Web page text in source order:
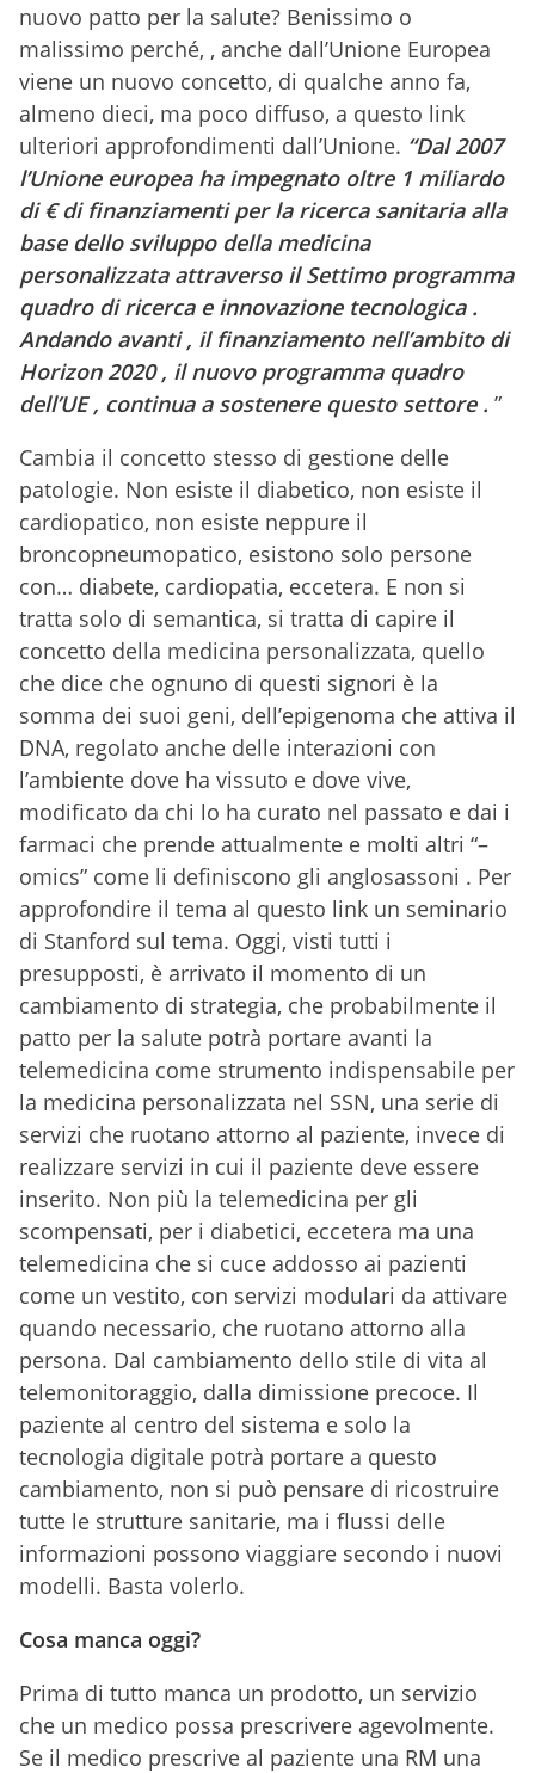
nuovo patto per la salute? Benissimo o
malissimo perché, , anche dall’Unione Europea
viene un nuovo concetto, di qualche anno fa,
almeno dieci, ma poco diffuso, a questo link
ulteriori approfondimenti dall’Unione. “Dal 2007
l’Unione europea ha impegnato oltre 1 miliardo
di € di finanziamenti per la ricerca sanitaria alla
base dello sviluppo della medicina
personalizzata attraverso il Settimo programma
quadro di ricerca e innovazione tecnologica .
Andando avanti , il finanziamento nell’ambito di
Horizon 2020 , il nuovo programma quadro
dell’UE , continua a sostenere questo settore . ”
Cambia il concetto stesso di gestione delle
patologie. Non esiste il diabetico, non esiste il
cardiopatico, non esiste neppure il
broncopneumopatico, esistono solo persone
con… diabete, cardiopatia, eccetera. E non si
tratta solo di semantica, si tratta di capire il
concetto della medicina personalizzata, quello
che dice che ognuno di questi signori è la
somma dei suoi geni, dell’epigenoma che attiva il
DNA, regolato anche delle interazioni con
l’ambiente dove ha vissuto e dove vive,
modificato da chi lo ha curato nel passato e dai i
farmaci che prende attualmente e molti altri “–
omics” come li definiscono gli anglosassoni . Per
approfondire il tema al questo link un seminario
di Stanford sul tema. Oggi, visti tutti i
presupposti, è arrivato il momento di un
cambiamento di strategia, che probabilmente il
patto per la salute potrà portare avanti la
telemedicina come strumento indispensabile per
la medicina personalizzata nel SSN, una serie di
servizi che ruotano attorno al paziente, invece di
realizzare servizi in cui il paziente deve essere
inserito. Non più la telemedicina per gli
scompensati, per i diabetici, eccetera ma una
telemedicina che si cuce addosso ai pazienti
come un vestito, con servizi modulari da attivare
quando necessario, che ruotano attorno alla
persona. Dal cambiamento dello stile di vita al
telemonitoraggio, dalla dimissione precoce. Il
paziente al centro del sistema e solo la
tecnologia digitale potrà portare a questo
cambiamento, non si può pensare di ricostruire
tutte le strutture sanitarie, ma i flussi delle
informazioni possono viaggiare secondo i nuovi
modelli. Basta volerlo.
Cosa manca oggi?
Prima di tutto manca un prodotto, un servizio
che un medico possa prescrivere agevolmente.
Se il medico prescrive al paziente una RM una